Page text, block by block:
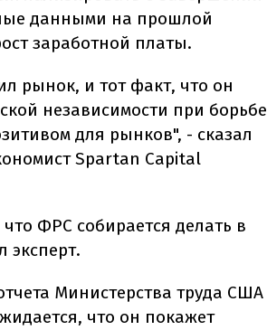
данными на прошлой
заработной платы.
рынок, и тот факт, что он
независимости при борьбе
для рынков", - сказал
Spartan Capital
ФРС собирается делать в
эксперт.
Министерства труда США
что он покажет